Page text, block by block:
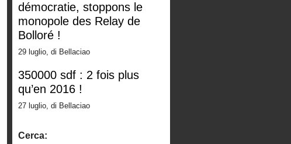
démocratie, stoppons le
monopole des Relay de
Bolloré !
29 luglio, di Bellaciao
350000 sdf : 2 fois plus
qu’en 2016 !
27 luglio, di Bellaciao
Cerca: